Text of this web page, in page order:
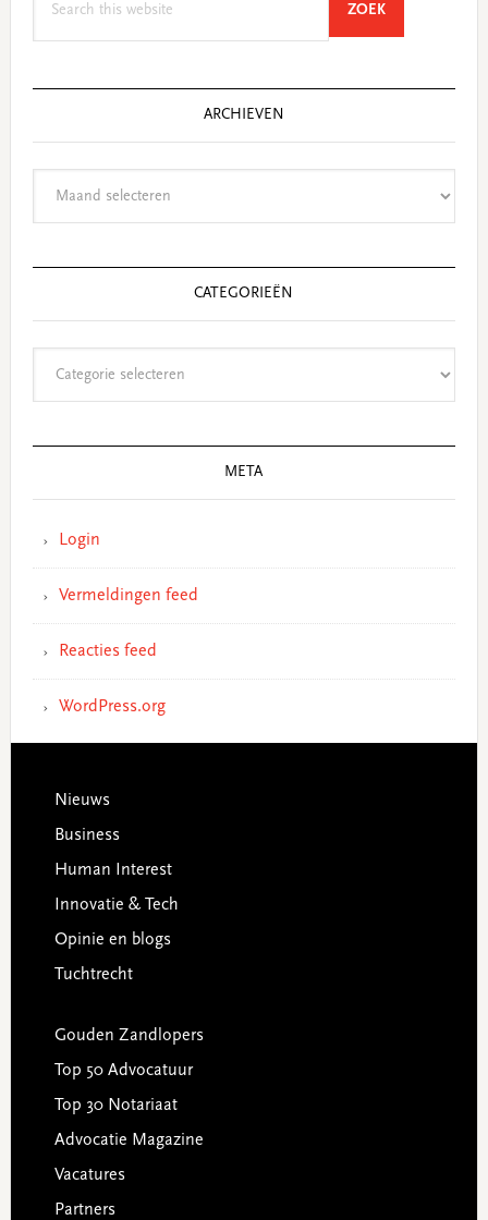
ZOEKSEARCH
ARCHIEVEN
CATEGORIEËN
META
Login
Vermeldingen feed
Reacties feed
WordPress.org
Footer
Nieuws
Business
Human Interest
Innovatie & Tech
Opinie en blogs
Tuchtrecht
Gouden Zandlopers
Top 50 Advocatuur
Top 30 Notariaat
Advocatie Magazine
Vacatures
Partners